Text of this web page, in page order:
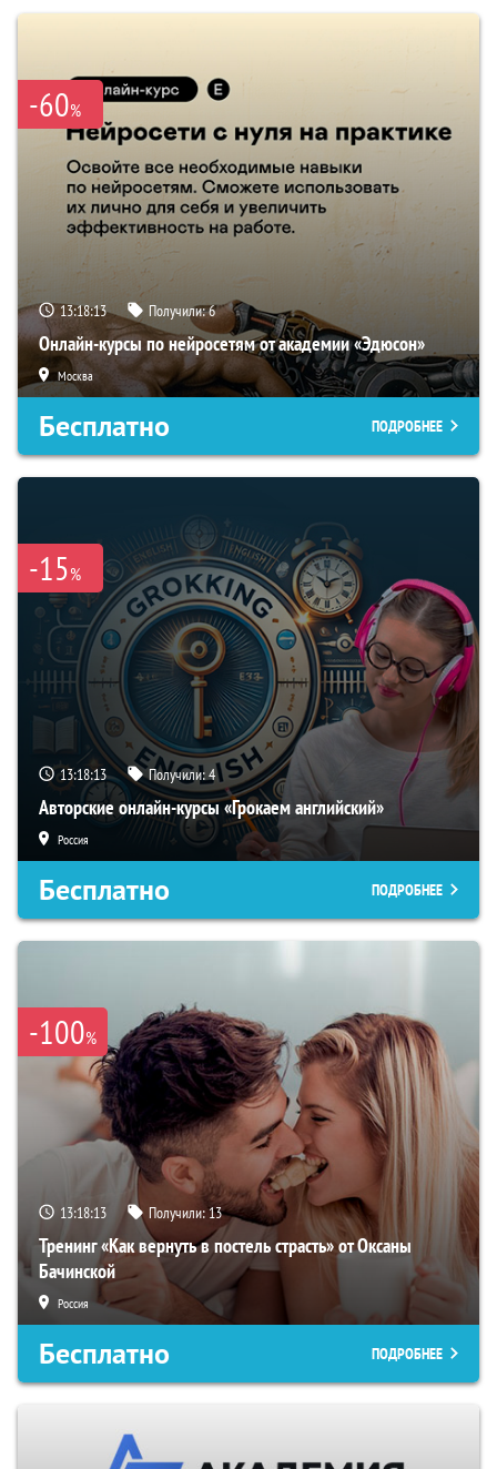
-60%
13:18:12 Получили:6
Онлайн-курсы по нейросетям от академии «Эдюсон»
Москва
Бесплатно ПОДРОБНЕЕ
-15%
13:18:12 Получили:4
Авторские онлайн-курсы «Грокаем английский»
Россия
Бесплатно ПОДРОБНЕЕ
-100%
13:18:12 Получили:13
Тренинг «Как вернуть в постель страсть» от Оксаны
Бачинской
Россия
Бесплатно ПОДРОБНЕЕ